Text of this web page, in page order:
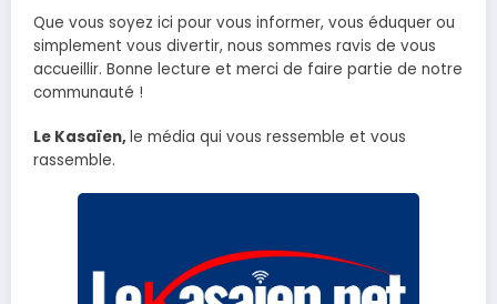
Que vous soyez ici pour vous informer, vous éduquer ou
simplement vous divertir, nous sommes ravis de vous
accueillir. Bonne lecture et merci de faire partie de notre
communauté !
Le Kasaïen,le média qui vous ressemble et vous
rassemble.